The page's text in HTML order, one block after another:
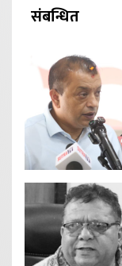
संबन्धित